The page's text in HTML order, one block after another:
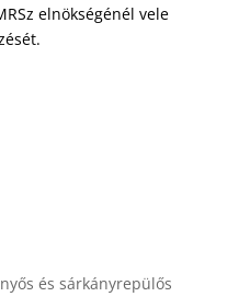
elnökségénél vele
és sárkányrepülős